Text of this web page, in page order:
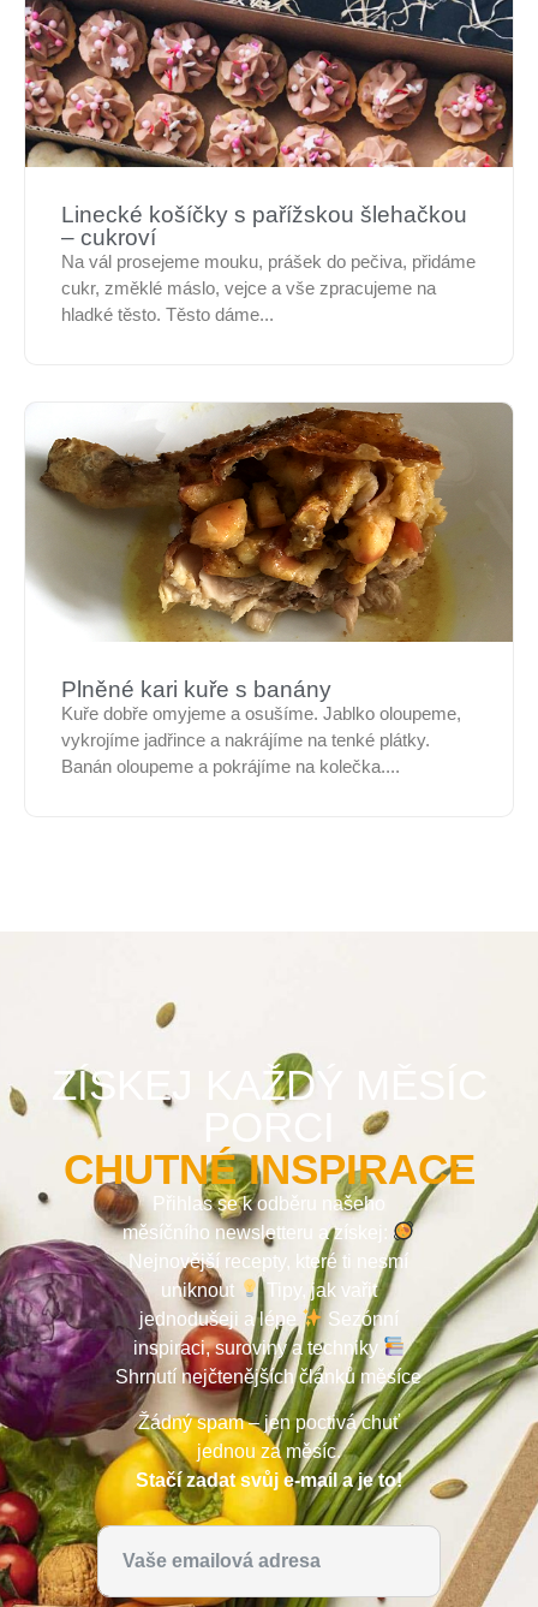
Linecké košíčky s pařížskou šlehačkou
– cukroví
Na vál prosejeme mouku, prášek do pečiva, přidáme
cukr, změklé máslo, vejce a vše zpracujeme na
hladké těsto. Těsto dáme...
Plněné kari kuře s banány
Kuře dobře omyjeme a osušíme. Jablko oloupeme,
vykrojíme jadřince a nakrájíme na tenké plátky.
Banán oloupeme a pokrájíme na kolečka....
ZÍSKEJ KAŽDÝ MĚSÍC
CHUTNÉ INSPIRACE
Přihlas se k odběru našeho
měsíčního newsletteru a získej:
Nejnovější recepty, které ti nesmí
uniknout
Tipy, jak vařit
jednodušeji a lépe
Sezónní
inspiraci, suroviny a techniky
Shrnutí nejčtenějších článků měsíce
Žádný spam – jen poctivá chuť
jednou za měsíc.
Stačí zadat svůj e-mail a je to!